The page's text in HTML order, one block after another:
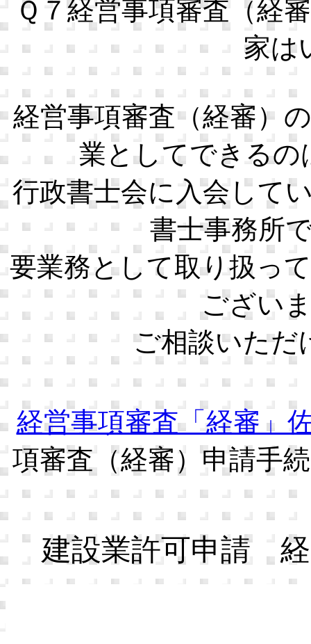
Ｑ７経営事項審査（経
家は
経営事項審査（経審）
業としてできるの
行政書士会に入会して
書士事務所
要業務として取り扱っ
ござい
ご相談いただ
経営事項審査「経審」
項審査（経審）申請手
建設業許可申請 経